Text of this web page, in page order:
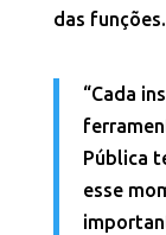
das funções.
“Cada
Pública
esse